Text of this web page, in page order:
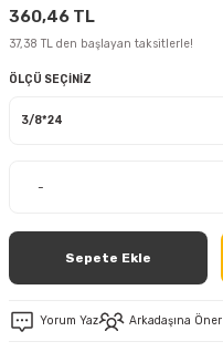
360,46 TL
37,38 TL den başlayan taksitlerle!
ÖLÇÜ SEÇİNİZ
-
Sepete Ekle
Yorum Yaz Arkadaşına Öner